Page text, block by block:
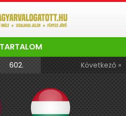
602. Következő »